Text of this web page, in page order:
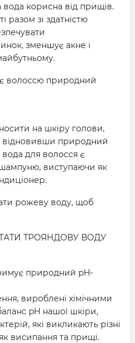
корисна від прищів.
разом зі здатністю
зменшує акне і
волоссю природний
на шкіру голови,
природний
для волосся є
виступаючи як
рожеву воду, щоб
ТРОЯНДОВУ ВОДУ
природний pH-
вироблені хімічними
pH нашої шкіри,
які викликають різні
висипання та прищі.